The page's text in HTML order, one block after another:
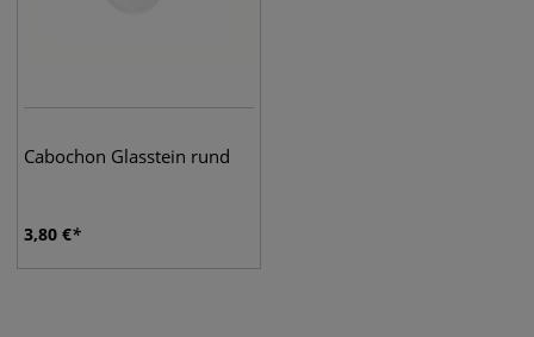
Cabochon Glasstein rund
3,80 €